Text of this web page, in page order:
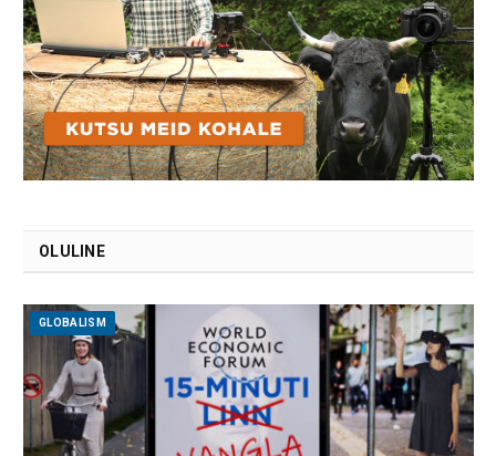
OLULINE
GLOBALISM